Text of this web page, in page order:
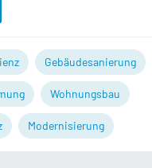
Gebäudesanierung
Wohnungsbau
Modernisierung